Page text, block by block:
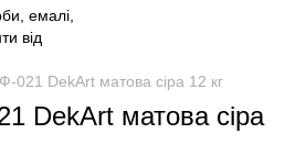
021 DekArt матова сіра 12 кг
DekArt матова сіра